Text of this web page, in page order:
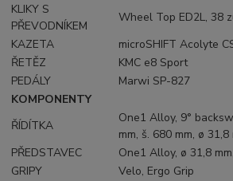
KLIKY S
PŘEVODNÍKEM
Wheel Top ED2L, 38
KAZETA
microSHIFT Acolyte
ŘETĚZ
KMC e8 Sport
PEDÁLY
Marwi SP-827
KOMPONENTY
ŘÍDÍTKA
One1 Alloy, 9°
mm, š. 680 mm, ø 31,8
PŘEDSTAVEC
One1 Alloy, ø 31,8
GRIPY
Velo, Ergo Grip